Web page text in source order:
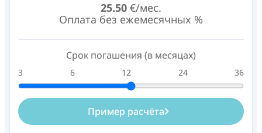
25.50 €/мес.
Оплата без ежемесячных %
Срок погашения (в месяцах)
3 6 12 24 36
Пример расчёта